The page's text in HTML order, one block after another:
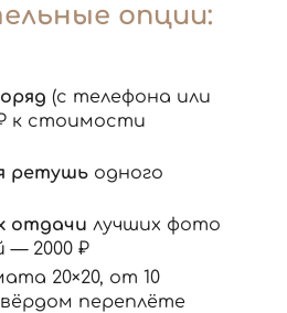
опции:
(с телефона или
₽ к стоимости
ретушь одного
отдачи лучших фото
— 2000 ₽
20×20, от 10
переплёте